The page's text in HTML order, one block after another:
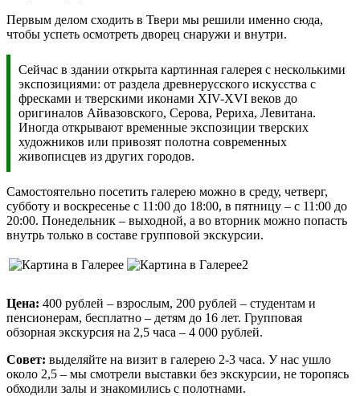
Первым делом сходить в Твери мы решили именно сюда,
чтобы успеть осмотреть дворец снаружи и внутри.
Сейчас в здании открыта картинная галерея с несколькими
экспозициями: от раздела древнерусского искусства с
фресками и тверскими иконами XIV-XVI веков до
оригиналов Айвазовского, Серова, Рериха, Левитана.
Иногда открывают временные экспозиции тверских
художников или привозят полотна современных
живописцев из других городов.
Самостоятельно посетить галерею можно в среду, четверг,
субботу и воскресенье с 11:00 до 18:00, в пятницу – с 11:00 до
20:00. Понедельник – выходной, а во вторник можно попасть
внутрь только в составе групповой экскурсии.
Цена: 400 рублей – взрослым, 200 рублей – студентам и
пенсионерам, бесплатно – детям до 16 лет. Групповая
обзорная экскурсия на 2,5 часа – 4 000 рублей.
Совет: выделяйте на визит в галерею 2-3 часа. У нас ушло
около 2,5 – мы смотрели выставки без экскурсии, не торопясь
обходили залы и знакомились с полотнами.